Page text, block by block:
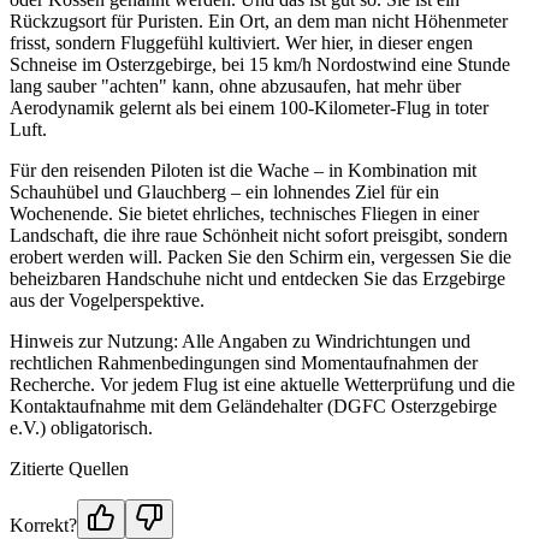
Rückzugsort für Puristen. Ein Ort, an dem man nicht Höhenmeter
frisst, sondern Fluggefühl kultiviert. Wer hier, in dieser engen
Schneise im Osterzgebirge, bei 15 km/h Nordostwind eine Stunde
lang sauber "achten" kann, ohne abzusaufen, hat mehr über
Aerodynamik gelernt als bei einem 100-Kilometer-Flug in toter
Luft.
Für den reisenden Piloten ist die Wache – in Kombination mit
Schauhübel und Glauchberg – ein lohnendes Ziel für ein
Wochenende. Sie bietet ehrliches, technisches Fliegen in einer
Landschaft, die ihre raue Schönheit nicht sofort preisgibt, sondern
erobert werden will. Packen Sie den Schirm ein, vergessen Sie die
beheizbaren Handschuhe nicht und entdecken Sie das Erzgebirge
aus der Vogelperspektive.
Hinweis zur Nutzung: Alle Angaben zu Windrichtungen und
rechtlichen Rahmenbedingungen sind Momentaufnahmen der
Recherche. Vor jedem Flug ist eine aktuelle Wetterprüfung und die
Kontaktaufnahme mit dem Geländehalter (DGFC Osterzgebirge
e.V.) obligatorisch.
Zitierte Quellen
Korrekt?